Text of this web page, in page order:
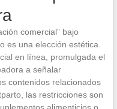
comercial” bajo
es una elección estética.
en línea, promulgada el
a señalar
contenidos relacionados
las restricciones son